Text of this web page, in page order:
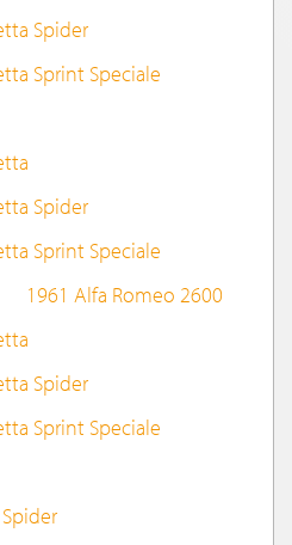
Spider
Sprint Speciale
Spider
Sprint Speciale
1961 Alfa Romeo 2600
Spider
Sprint Speciale